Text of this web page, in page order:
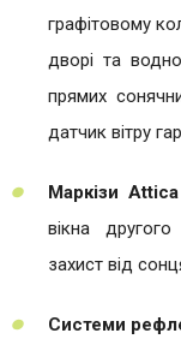
графітовому
дворі та
прямих
датчик вітру
Маркізи Attica
вікна
захист від
Системи